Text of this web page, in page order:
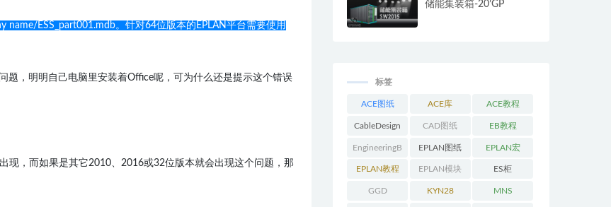
ESS_part001.mdb。针对64位版本的EPLAN平台需要使用
题，明明自己电脑里安装着Office呢，可为什么还是提示这个错误
现，而如果是其它2010、2016或32位版本就会出现这个问题，那
储能集装箱-20’GP
标签
ACE图纸 ACE库 ACE教程
CableDesign CAD图纸 EB教程
EngineeringB
ase教程
EPLAN图纸 EPLAN宏
EPLAN教程 EPLAN模块 ES柜
GGD KYN28 MNS